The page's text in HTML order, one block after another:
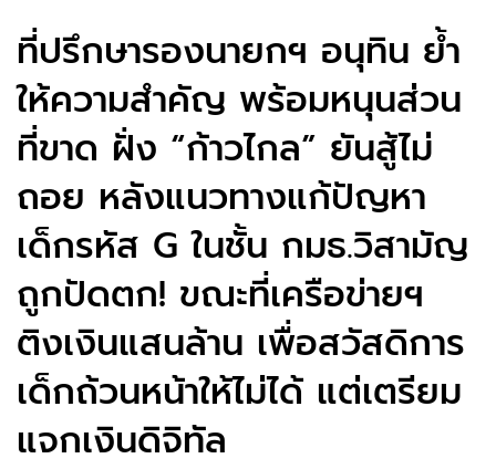
ที่ปรึกษารองนายกฯ อนุทิน ย้ำ
ให้ความสำคัญ พร้อมหนุนส่วน
ที่ขาด ฝั่ง “ก้าวไกล” ยันสู้ไม่
ถอย หลังแนวทางแก้ปัญหา
เด็กรหัส G ในชั้น กมธ.วิสามัญ
ถูกปัดตก! ขณะที่เครือข่ายฯ
ติงเงินแสนล้าน เพื่อสวัสดิการ
เด็กถ้วนหน้าให้ไม่ได้ แต่เตรียม
แจกเงินดิจิทัล